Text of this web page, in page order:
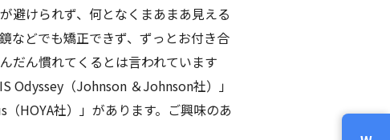
避けられず、何となくまあまあ見える
などでも矯正できず、ずっとお付き合
だん慣れてくるとは言われています
Odyssey（Johnson ＆Johnson社）」
HOYA社）」があります。ご興味のあ